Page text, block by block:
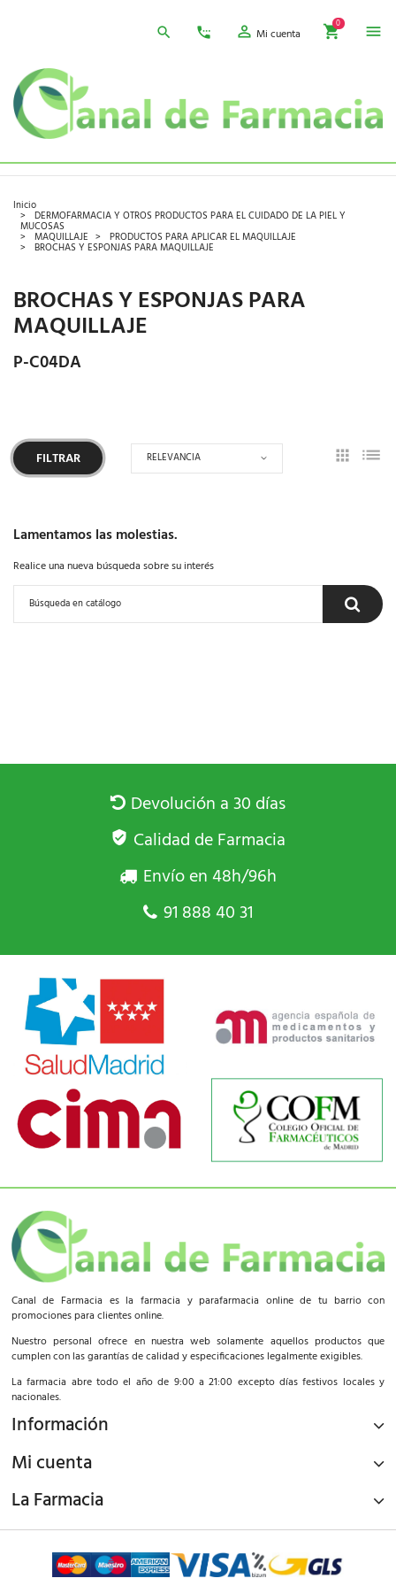
Mi cuenta
0
Inicio
DERMOFARMACIA Y OTROS PRODUCTOS PARA EL CUIDADO DE LA PIEL Y
MUCOSAS
MAQUILLAJE PRODUCTOS PARA APLICAR EL MAQUILLAJE
BROCHAS Y ESPONJAS PARA MAQUILLAJE
BROCHAS Y ESPONJAS PARA
MAQUILLAJE
P-C04DA
FILTRAR RELEVANCIA
Lamentamos las molestias.
Realice una nueva búsqueda sobre su interés
Devolución a 30 días
Calidad de Farmacia
Envío en 48h/96h
91 888 40 31
Canal de Farmacia es la farmacia y parafarmacia online de tu barrio con
promociones para clientes online.
Nuestro personal ofrece en nuestra web solamente aquellos productos que
cumplen con las garantías de calidad y especificaciones legalmente exigibles.
La farmacia abre todo el año de 9:00 a 21:00 excepto días festivos locales y
nacionales.
Información
Mi cuenta
La Farmacia